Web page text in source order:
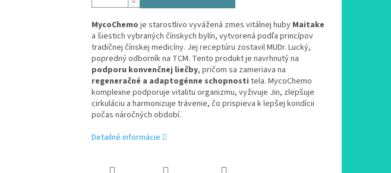
MycoChemo je starostlivo vyvážená zmes vitálnej huby Maitake
a šiestich vybraných čínskych bylín, vytvorená podľa princípov
tradičnej čínskej medicíny. Jej receptúru zostavil MUDr. Lucký,
popredný odborník na TCM. Tento produkt je navrhnutý na
podporu konvenčnej liečby, pričom sa zameriava na
regeneračné a adaptogénne schopnosti tela. MycoChemo
komplexne podporuje vitalitu organizmu, vyživuje Jin, zlepšuje
cirkuláciu a harmonizuje trávenie, čo prispieva k lepšej kondícii
počas náročných období.
Detailné informácie